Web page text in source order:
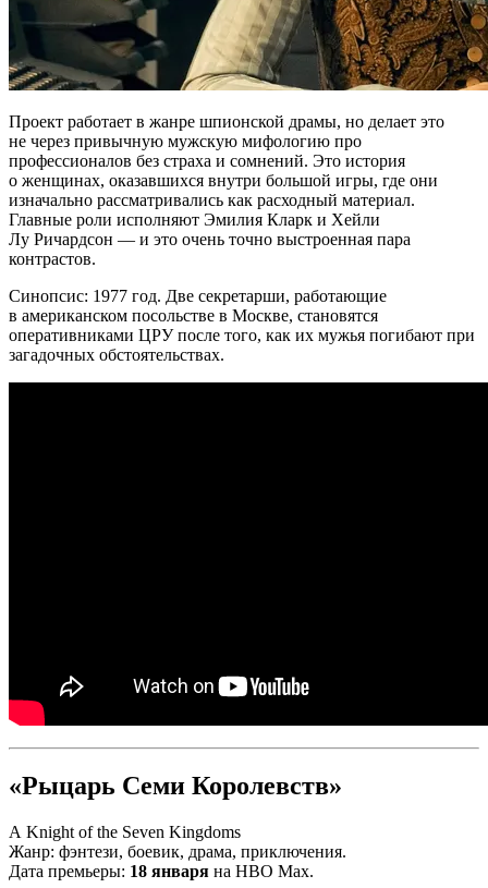
Проект работает в жанре шпионской драмы, но делает это
не через привычную мужскую мифологию про
профессионалов без страха и сомнений. Это история
о женщинах, оказавшихся внутри большой игры, где они
изначально рассматривались как расходный материал.
Главные роли исполняют Эмилия Кларк и Хейли
Лу Ричардсон — и это очень точно выстроенная пара
контрастов.
Синопсис: 1977 год. Две секретарши, работающие
в американском посольстве в Москве, становятся
оперативниками ЦРУ после того, как их мужья погибают при
загадочных обстоятельствах.
«Рыцарь Семи Королевств»
A Knight of the Seven Kingdoms
Жанр: фэнтези, боевик, драма, приключения.
Дата премьеры: 18 января на HBO Max.